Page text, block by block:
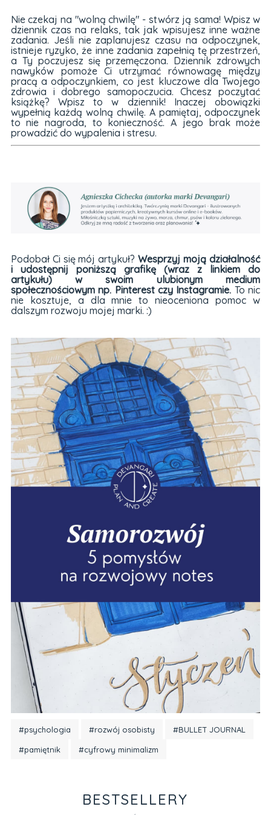
Nie czekaj na "wolną chwilę" - stwórz ją sama! Wpisz w
dziennik czas na relaks, tak jak wpisujesz inne ważne
zadania. Jeśli nie zaplanujesz czasu na odpoczynek,
istnieje ryzyko, że inne zadania zapełnią tę przestrzeń,
a Ty poczujesz się przemęczona. Dziennik zdrowych
nawyków pomoże Ci utrzymać równowagę między
pracą a odpoczynkiem, co jest kluczowe dla Twojego
zdrowia i dobrego samopoczucia. Chcesz poczytać
książkę? Wpisz to w dziennik! Inaczej obowiązki
wypełnią każdą wolną chwilę. A pamiętaj, odpoczynek
to nie nagroda, to konieczność. A jego brak może
prowadzić do wypalenia i stresu.
Podobał Ci się mój artykuł?Wesprzyj moją działalność
i udostępnij poniższą grafikę (wraz z linkiem do
artykułu) w swoim ulubionym medium
społecznościowym np. Pinterest czy Instagramie. To nic
nie kosztuje, a dla mnie to nieoceniona pomoc w
dalszym rozwoju mojej marki. :)
#psychologia #rozwój osobisty #BULLET JOURNAL
#pamiętnik #cyfrowy minimalizm
BESTSELLERY